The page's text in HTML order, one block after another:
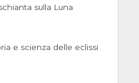
sulla Luna
e scienza delle eclissi